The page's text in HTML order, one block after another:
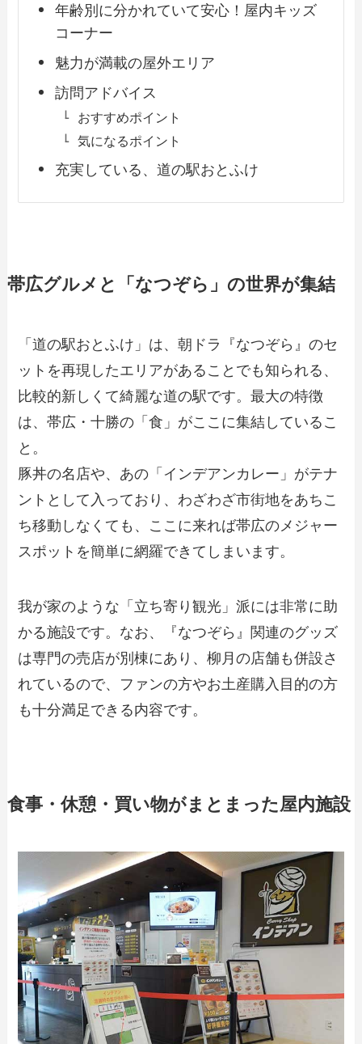
年齢別に分かれていて安心！屋内キッズ
コーナー
魅力が満載の屋外エリア
訪問アドバイス
おすすめポイント
気になるポイント
充実している、道の駅おとふけ
帯広グルメと「なつぞら」の世界が集結
「道の駅おとふけ」は、朝ドラ『なつぞら』のセ
ットを再現したエリアがあることでも知られる、
比較的新しくて綺麗な道の駅です。最大の特徴
は、帯広・十勝の「食」がここに集結しているこ
と。
豚丼の名店や、あの「インデアンカレー」がテナ
ントとして入っており、わざわざ市街地をあちこ
ち移動しなくても、ここに来れば帯広のメジャー
スポットを簡単に網羅できてしまいます。
我が家のような「立ち寄り観光」派には非常に助
かる施設です。なお、『なつぞら』関連のグッズ
は専門の売店が別棟にあり、柳月の店舗も併設さ
れているので、ファンの方やお土産購入目的の方
も十分満足できる内容です。
食事・休憩・買い物がまとまった屋内施設